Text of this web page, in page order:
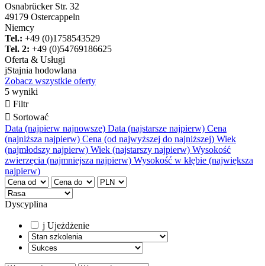
Osnabrücker Str. 32
49179 Ostercappeln
Niemcy
Tel.: +49 (0)1758543529
Tel. 2: +49 (0)54769186625
Oferta & Usługi
jStajnia hodowlana
Zobacz wszystkie oferty
5 wyniki
 Filtr
 Sortować
Data (najpierw najnowsze) Data (najstarsze najpierw) Cena
(najniższa najpierw) Cena (od najwyższej do najniższej) Wiek
(najmłodszy najpierw) Wiek (najstarszy najpierw) Wysokość
zwierzęcia (najmniejsza najpierw) Wysokość w kłębie (największa
najpierw)
Dyscyplina
j Ujeżdżenie